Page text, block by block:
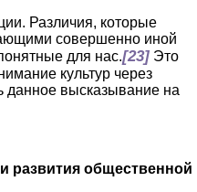
Различия, которые
совершенно иной
для нас.[23] Это
культур через
данное высказывание на
развития общественной